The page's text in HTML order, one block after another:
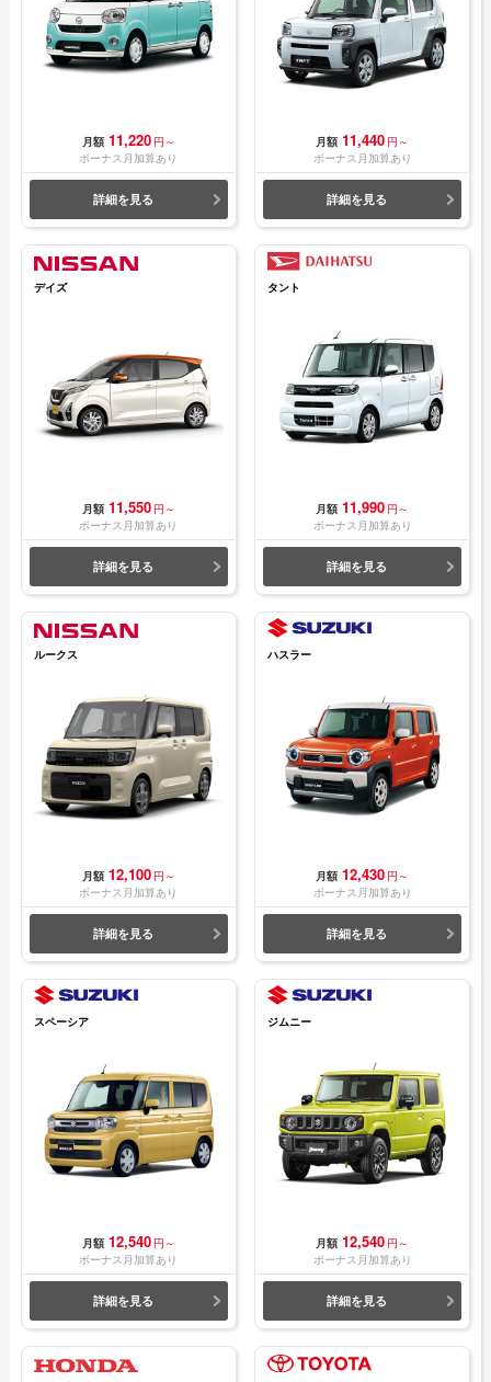
月額 11,220 円～
ボーナス月加算あり
詳細を見る
月額 11,440 円～
ボーナス月加算あり
詳細を見る
デイズ
月額 11,550 円～
ボーナス月加算あり
詳細を見る
タント
月額 11,990 円～
ボーナス月加算あり
詳細を見る
ルークス
月額 12,100 円～
ボーナス月加算あり
詳細を見る
ハスラー
月額 12,430 円～
ボーナス月加算あり
詳細を見る
スペーシア
月額 12,540 円～
ボーナス月加算あり
詳細を見る
ジムニー
月額 12,540 円～
ボーナス月加算あり
詳細を見る